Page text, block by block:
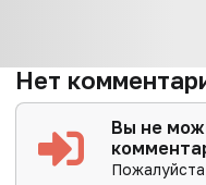
Нет
Вы не